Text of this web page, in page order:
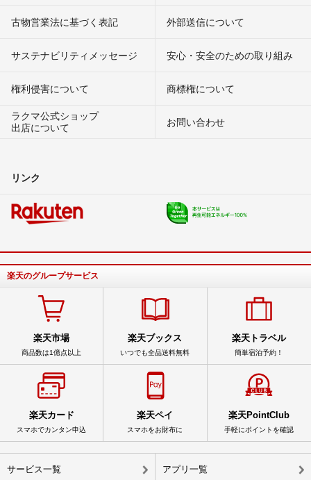
古物営業法に基づく表記 外部送信について
サステナビリティメッセージ 安心・安全のための取り組み
権利侵害について
商標権について
ラクマ公式ショップ
出店について
お問い合わせ
リンク
楽天のグループサービス
楽天市場
商品数は1億点以上
楽天ブックス
いつでも全品送料無料
楽天トラベル
簡単宿泊予約！
楽天カード
スマホでカンタン申込
楽天ペイ
スマホをお財布に
楽天PointClub
手軽にポイントを確認
サービス一覧 アプリ一覧